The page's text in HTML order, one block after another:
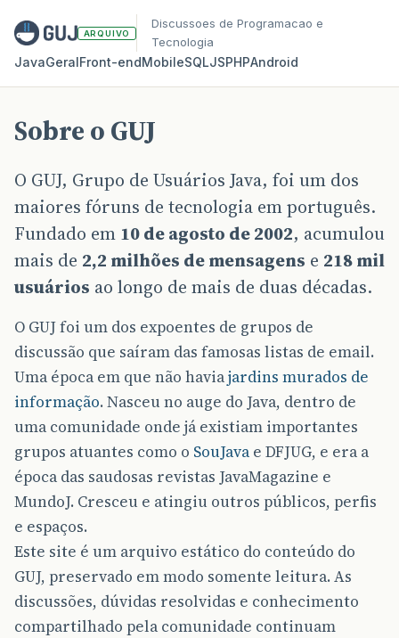
ARQUIVO
Discussoes de Programacao e
Tecnologia
JavaGeralFront‑endMobileSQLJSPHPAndroid
Sobre o GUJ
O GUJ, Grupo de Usuários Java, foi um dos
maiores fóruns de tecnologia em português.
Fundado em 10 de agosto de 2002, acumulou
mais de 2,2 milhões de mensagens e 218 mil
usuários ao longo de mais de duas décadas.
O GUJ foi um dos expoentes de grupos de
discussão que saíram das famosas listas de email.
Uma época em que não haviajardins murados de
informação. Nasceu no auge do Java, dentro de
uma comunidade onde já existiam importantes
grupos atuantes como o SouJava e DFJUG, e era a
época das saudosas revistas JavaMagazine e
MundoJ. Cresceu e atingiu outros públicos, perfis
e espaços.
Este site é um arquivo estático do conteúdo do
GUJ, preservado em modo somente leitura. As
discussões, dúvidas resolvidas e conhecimento
compartilhado pela comunidade continuam